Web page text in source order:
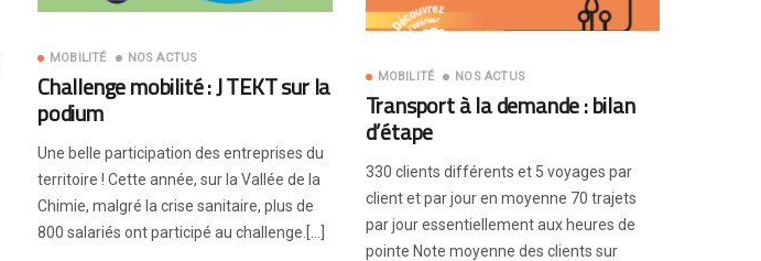
MOBILITÉ NOS ACTUS
Challenge mobilité : J TEKT sur la
podium
Une belle participation des entreprises du
territoire ! Cette année, sur la Vallée de la
Chimie, malgré la crise sanitaire, plus de
800 salariés ont participé au challenge.[…]
MOBILITÉ NOS ACTUS
Transport à la demande : bilan
d’étape
330 clients différents et 5 voyages par
client et par jour en moyenne 70 trajets
par jour essentiellement aux heures de
pointe Note moyenne des clients sur